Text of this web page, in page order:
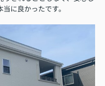
に良かったです。